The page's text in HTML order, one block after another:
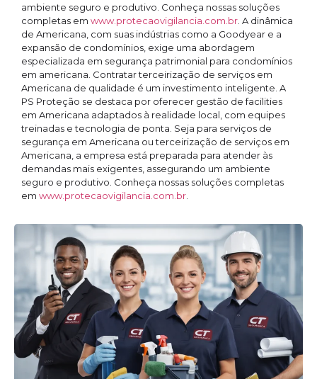
ambiente seguro e produtivo. Conheça nossas soluções
completas em www.protecaovigilancia.com.br . A dinâmica
de Americana, com suas indústrias como a Goodyear e a
expansão de condomínios, exige uma abordagem
especializada em segurança patrimonial para condomínios
em americana. Contratar terceirização de serviços em
Americana de qualidade é um investimento inteligente. A
PS Proteção se destaca por oferecer gestão de facilities
em Americana adaptados à realidade local, com equipes
treinadas e tecnologia de ponta. Seja para serviços de
segurança em Americana ou terceirização de serviços em
Americana, a empresa está preparada para atender às
demandas mais exigentes, assegurando um ambiente
seguro e produtivo. Conheça nossas soluções completas
em www.protecaovigilancia.com.br